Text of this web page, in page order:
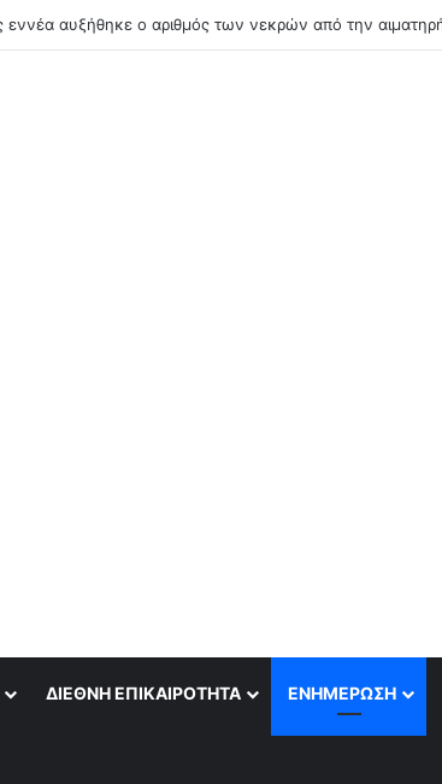
ΔΙΕΘΝΉ ΕΠΙΚΑΙΡΌΤΗΤΑ ΕΝΗΜΈΡΩΣΗ